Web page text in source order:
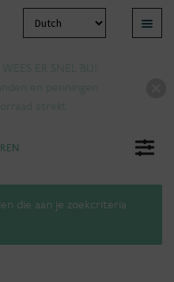
door
naar
Menu
die aan je zoekcriteria